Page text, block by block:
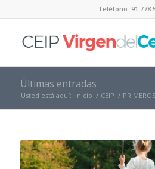
Teléfono: 91 778
Últimas entradas
Usted está aquí: Inicio / CEIP /